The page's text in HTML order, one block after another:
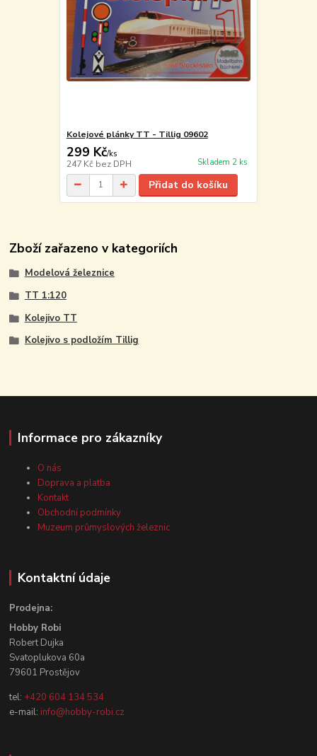
Kolejové plánky TT - Tillig 09602
299 Kč/ks
247 Kč bez DPH Skladem 2 ks
Přidat do košíku
Zboží zařazeno v kategoriích
Modelová železnice
TT 1:120
Kolejivo TT
Kolejivo s podložím Tillig
Informace pro zákazníky
O nás
Doprava a platba
Kontakt
Obchodní podmínky
Muzeum průmyslových železnic
Kontaktní údaje
Prodejna:
Hobby Robi
Robert Dujka
Svatoplukova 60a
79601 Prostějov
tel: +420 604 134 534
e-mail: info@hobby-robi.cz